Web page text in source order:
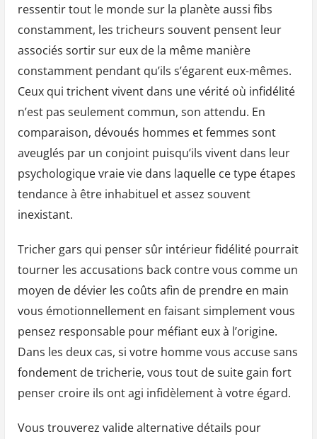
ressentir tout le monde sur la planète aussi fibs
constamment, les tricheurs souvent pensent leur
associés sortir sur eux de la même manière
constamment pendant qu’ils s’égarent eux-mêmes.
Ceux qui trichent vivent dans une vérité où infidélité
n’est pas seulement commun, son attendu. En
comparaison, dévoués hommes et femmes sont
aveuglés par un conjoint puisqu’ils vivent dans leur
psychologique vraie vie dans laquelle ce type étapes
tendance à être inhabituel et assez souvent
inexistant.
Tricher gars qui penser sûr intérieur fidélité pourrait
tourner les accusations back contre vous comme un
moyen de dévier les coûts afin de prendre en main
vous émotionnellement en faisant simplement vous
pensez responsable pour méfiant eux à l’origine.
Dans les deux cas, si votre homme vous accuse sans
fondement de tricherie, vous tout de suite gain fort
penser croire ils ont agi infidèlement à votre égard.
Vous trouverez valide alternative détails pour